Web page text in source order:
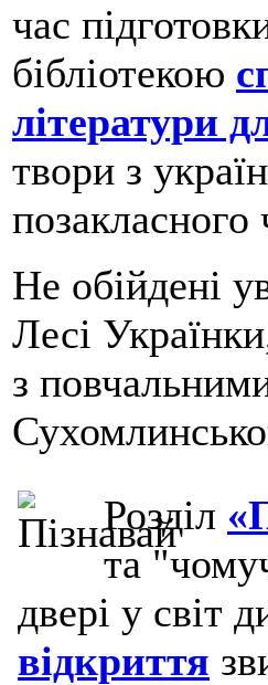
час
бібліотекою
літератури
твори з
позакласного
Не обійдені
Лесі
з
Розділ
та
двері у світ
відкриття